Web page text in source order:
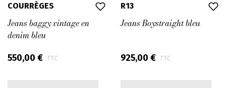
COURRÈGES
Jeans baggy vintage en
denim bleu
550,00 € TTC
R13
Jeans Boystraight bleu
925,00 € TTC